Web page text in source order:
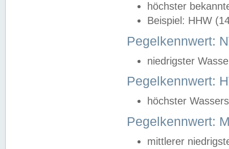
höchster
Beispiel: HHW
Pegelkennwert:
niedrigster
Pegelkennwert:
höchster
Pegelkennwert:
mittlerer